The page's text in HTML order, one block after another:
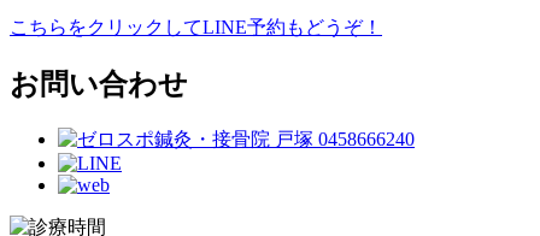
こちらをクリックしてLINE予約もどうぞ！
お問い合わせ